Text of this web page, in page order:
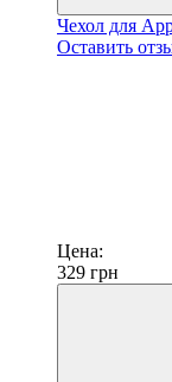
Чехол для
Оставить
Цена:
329 грн